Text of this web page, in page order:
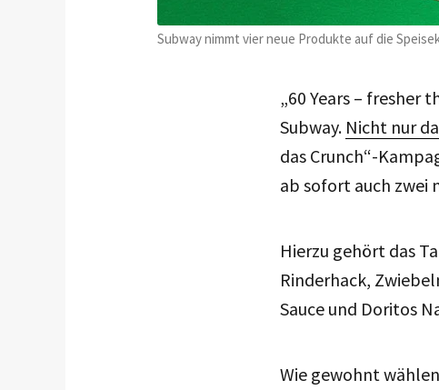
Subway nimmt vier neue Produkte auf die
„60 Years – fresher
Subway. Nicht nur
das Crunch“-
ab sofort auch zwei
Hierzu gehört das
Rinderhack,
Sauce und Doritos
Wie gewohnt